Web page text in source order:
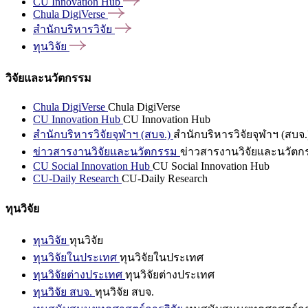
Chula DigiVerse
สำนักบริหารวิจัย
ทุนวิจัย
วิจัยและนวัตกรรม
Chula DigiVerse Chula DigiVerse
CU Innovation Hub CU Innovation Hub
สำนักบริหารวิจัยจุฬาฯ (สบจ.) สำนักบริหารวิจัยจุฬาฯ (สบจ
ข่าวสารงานวิจัยและนวัตกรรม ข่าวสารงานวิจัยและนวัตก
CU Social Innovation Hub CU Social Innovation Hub
CU-Daily Research CU-Daily Research
ทุนวิจัย
ทุนวิจัย ทุนวิจัย
ทุนวิจัยในประเทศ ทุนวิจัยในประเทศ
ทุนวิจัยต่างประเทศ ทุนวิจัยต่างประเทศ
ทุนวิจัย สบจ. ทุนวิจัย สบจ.